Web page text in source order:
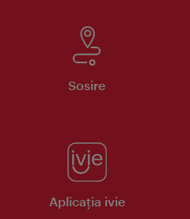
Sosire
Aplicaţia ivie